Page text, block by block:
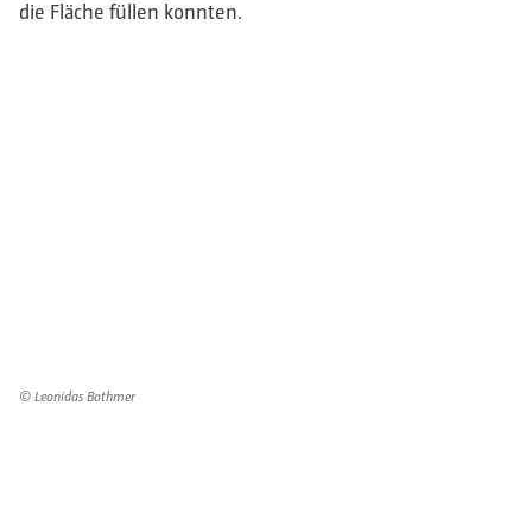
die Fläche füllen konnten.
© Leonidas Bothmer